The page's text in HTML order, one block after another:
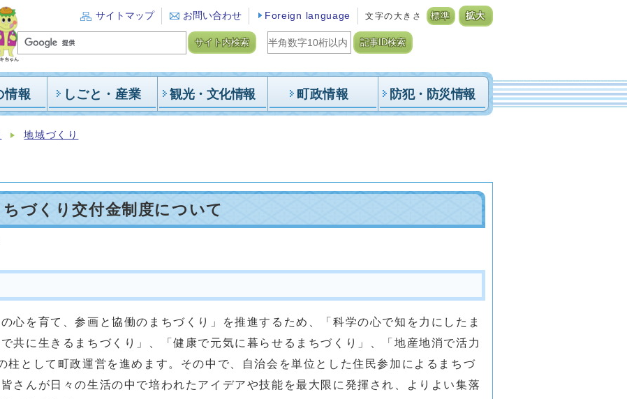
サイトマップ お問い合わせ Foreign language 文字の大きさ 標準 拡大
サイト内検索 記事ID検索
情報 しごと・産業 観光・文化情報 町政情報 防犯・防災情報
地域づくり
づくり交付金制度について
心を育て、参画と協働のまちづくり」を推進するため、「科学の心で知を力にしたま
共に生きるまちづくり」、「健康で元気に暮らせるまちづくり」、「地産地消で活力
柱として町政運営を進めます。その中で、自治会を単位とした住民参加によるまちづ
さんが日々の生活の中で培われたアイデアや技能を最大限に発揮され、よりよい集落